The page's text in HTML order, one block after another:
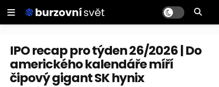
IPO recap pro týden 26/2026 | Do
amerického kalendáře míří
čipový gigant SK hynix